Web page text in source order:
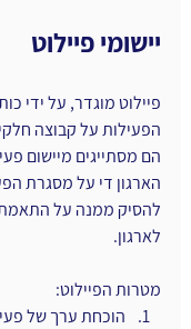
יישומי פיילוט
פיילוט מוגדר, על ידי
הפעילות על קבוצה
הם מסתייגים מיישום
הארגון די על מסגרת
להסיק ממנה על התאמת
לארגון.
מטרות הפיילוט:
הוכחת ערך של